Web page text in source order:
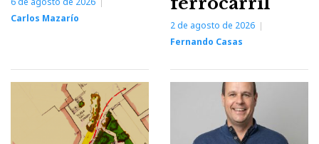
Carlos Mazarío
2 de agosto de 2026
Fernando Casas